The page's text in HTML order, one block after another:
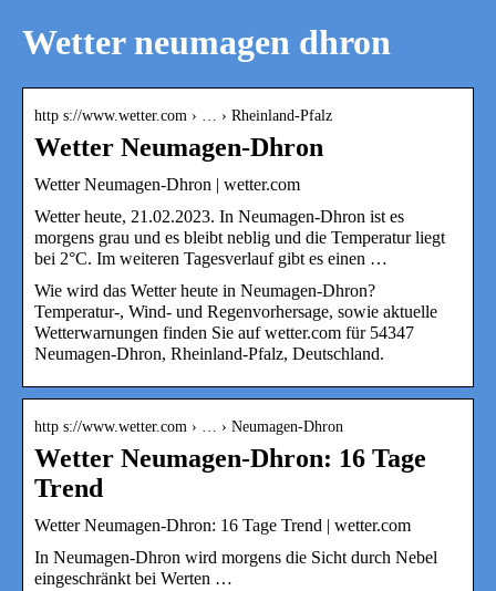
Wetter neumagen dhron
http s://www.wetter.com › … › Rheinland-Pfalz
Wetter Neumagen-Dhron
Wetter Neumagen-Dhron | wetter.com
Wetter heute, 21.02.2023. In Neumagen-Dhron ist es
morgens grau und es bleibt neblig und die Temperatur liegt
bei 2°C. Im weiteren Tagesverlauf gibt es einen …
Wie wird das Wetter heute in Neumagen-Dhron?
Temperatur-, Wind- und Regenvorhersage, sowie aktuelle
Wetterwarnungen finden Sie auf wetter.com für 54347
Neumagen-Dhron, Rheinland-Pfalz, Deutschland.
http s://www.wetter.com › … › Neumagen-Dhron
Wetter Neumagen-Dhron: 16 Tage
Trend
Wetter Neumagen-Dhron: 16 Tage Trend | wetter.com
In Neumagen-Dhron wird morgens die Sicht durch Nebel
eingeschränkt bei Werten …